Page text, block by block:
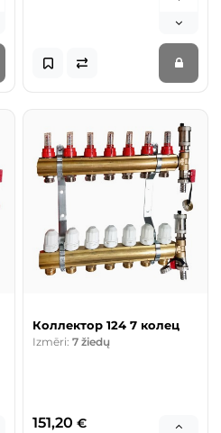
Коллектор 124 7 колец
Izmēri: 7 žiedų
151,20 €